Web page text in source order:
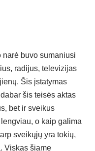
narė buvo sumaniusi
radijus, televizijas
Šis įstatymas
šis teisės aktas
bet ir sveikus
o kaip galima
sveikųjų yra tokių,
Viskas šiame